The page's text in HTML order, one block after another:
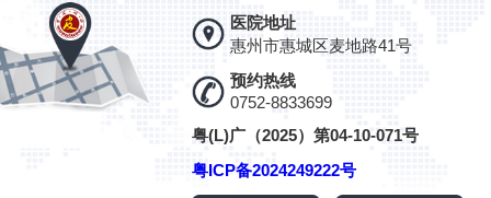
医院地址
惠州市惠城区麦地路41号
预约热线
0752-8833699
粤(L)广（2025）第04-10-071号
粤ICP备2024249222号